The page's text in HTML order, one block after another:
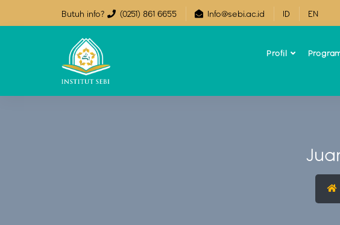
Butuh info? (0251) 861 6655 Info@sebi.ac.id ID EN
Profil